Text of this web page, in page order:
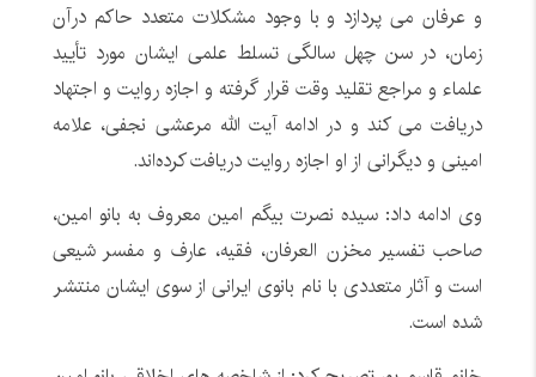
و عرفان می پردازد و با وجود مشکلات متعدد حاکم درآن
زمان، در سن چهل سالگی تسلط علمی ایشان مورد تأیید
علماء و مراجع تقلید وقت قرار گرفته و اجازه روایت و اجتهاد
دریافت می کند و در ادامه آیت الله مرعشی نجفی، علامه
امینی و دیگرانی از او اجازه روایت دریافت کرده‌اند.
وی ادامه داد: سیده نصرت بیگم امین معروف به بانو امین،
صاحب تفسیر مخزن العرفان، فقیه، عارف و مفسر شیعی
است و آثار متعددی با نام بانوی ایرانی از سوی ایشان منتشر
شده است.